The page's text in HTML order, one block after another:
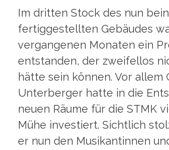
Im dritten Stock des nun
fertiggestellten Gebäudes
vergangenen Monaten ein
entstanden, der zweifellos
hätte sein können. Vor allem
Unterberger hatte in die
neuen Räume für die STMK
Mühe investiert. Sichtlich
er nun den Musikantinnen